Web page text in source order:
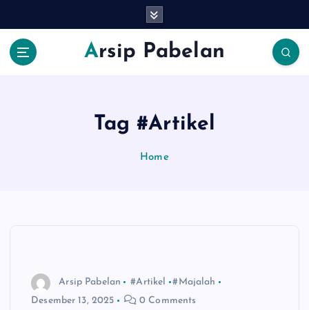
Arsip Pabelan
Tag #Artikel
Home
Arsip Pabelan #Artikel
#Majalah
Desember 13, 2025
0 Comments